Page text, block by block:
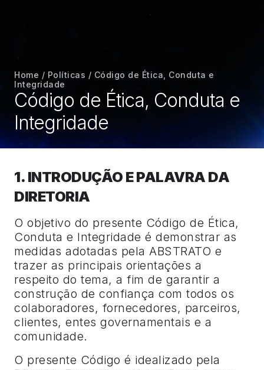
Home / Políticas / Código de Ética, Conduta e
Integridade
Código de Ética, Conduta e
Integridade
1. INTRODUÇÃO E PALAVRA DA
DIRETORIA
O objetivo do presente Código de Ética,
Conduta e Integridade é demonstrar as
medidas adotadas pela ABSTRATO e
trazer as principais orientações a
respeito do tema, a fim de garantir a
construção de confiança com todos os
colaboradores, fornecedores, parceiros,
clientes, entes governamentais e a
comunidade.
O presente Código é idealizado pela